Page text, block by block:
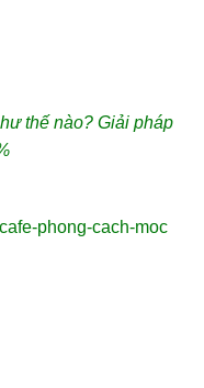
thế nào? Giải pháp